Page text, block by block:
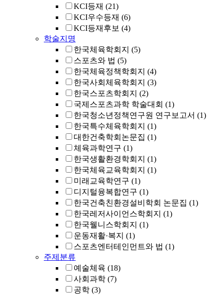
KCI등재 (21)
KCI우수등재 (6)
KCI등재후보 (4)
학술지명
한국체육학회지 (5)
스포츠와 법 (5)
한국체육정책학회지 (4)
한국사회체육학회지 (3)
한국스포츠학회지 (2)
국제스포츠과학 학술대회 (1)
한국청소년정책연구원 연구보고서 (1)
한국특수체육학회지 (1)
대한건축학회논문집 (1)
체육과학연구 (1)
한국생활환경학회지 (1)
한국체육교육학회지 (1)
미래교육학연구 (1)
디지털융복합연구 (1)
한국건축친환경설비학회 논문집 (1)
한국레저사이언스학회지 (1)
한국웰니스학회지 (1)
운동재활·복지 (1)
스포츠엔터테인먼트와 법 (1)
주제분류
예술체육 (18)
사회과학 (7)
공학 (3)